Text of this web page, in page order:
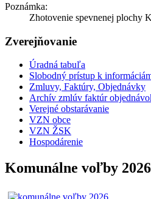
Poznámka:
Zhotovenie spevnenej plochy
Zverejňovanie
Úradná tabuľa
Slobodný prístup k
Zmluvy, Faktúry, Objednávky
Archív zmlúv faktúr
Verejné obstarávanie
VZN obce
VZN ŽSK
Hospodárenie
Komunálne voľby 2026